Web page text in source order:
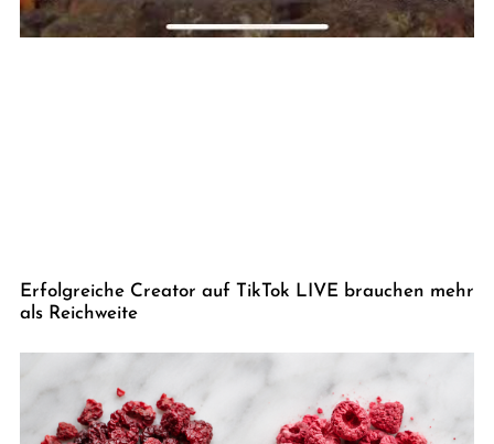
Erfolgreiche Creator auf TikTok LIVE brauchen mehr
als Reichweite